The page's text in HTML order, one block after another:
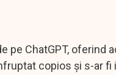
ChatGPT, oferind
copios și s-ar